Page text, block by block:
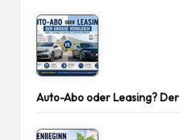
Auto-Abo oder Leasing?